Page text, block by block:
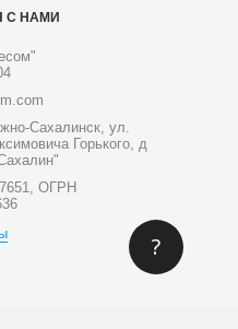
С НАМИ
Сахалинск, ул.
Горького, д
ОГРН
?